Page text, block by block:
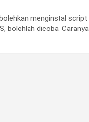
menginstal script
bolehlah dicoba. Caranya